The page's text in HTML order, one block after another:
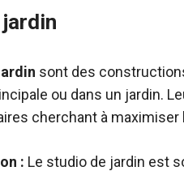
sont des
ou dans un jardin.
cherchant à maximiser
: Le studio de jardin est